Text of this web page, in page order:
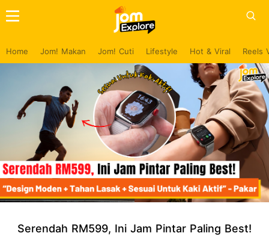
Home Jom! Makan Jom! Cuti Lifestyle Hot & Viral Reels
Serendah RM599, Ini Jam Pintar Paling Best!